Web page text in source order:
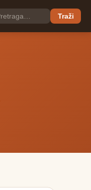
Traži